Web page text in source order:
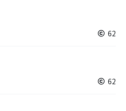
62
62